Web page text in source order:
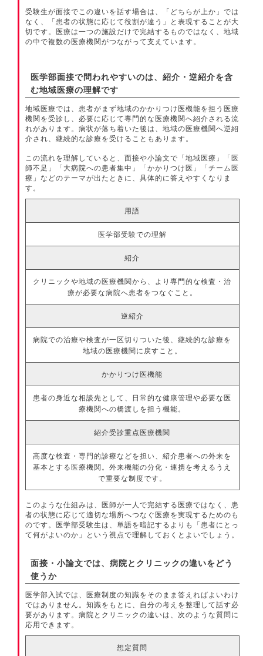
受験生が面接でこの違いを話す場合は、「どちらが上か」では
なく、「患者の状態に応じて役割が違う」と表現することが大
切です。医療は一つの施設だけで完結するものではなく、地域
の中で複数の医療機関がつながって支えています。
医学部面接で問われやすいのは、紹介・逆紹介を含
む地域医療の理解です
地域医療では、患者がまず地域のかかりつけ医機能を担う医療
機関を受診し、必要に応じて専門的な医療機関へ紹介される流
れがあります。病状が落ち着いた後は、地域の医療機関へ逆紹
介され、継続的な診療を受けることもあります。
この流れを理解していると、面接や小論文で「地域医療」「医
師不足」「大病院への患者集中」「かかりつけ医」「チーム医
療」などのテーマが出たときに、具体的に答えやすくなりま
す。
用語
医学部受験での理解
紹介
クリニックや地域の医療機関から、より専門的な検査・治
療が必要な病院へ患者をつなぐこと。
逆紹介
病院での治療や検査が一区切りついた後、継続的な診療を
地域の医療機関に戻すこと。
かかりつけ医機能
患者の身近な相談先として、日常的な健康管理や必要な医
療機関への橋渡しを担う機能。
紹介受診重点医療機関
高度な検査・専門的診療などを担い、紹介患者への外来を
基本とする医療機関。外来機能の分化・連携を考えるうえ
で重要な制度です。
このような仕組みは、医師が一人で完結する医療ではなく、患
者の状態に応じて適切な場所へつなぐ医療を実現するためのも
のです。医学部受験生は、単語を暗記するよりも「患者にとっ
て何がよいのか」という視点で理解しておくとよいでしょう。
面接・小論文では、病院とクリニックの違いをどう
使うか
医学部入試では、医療制度の知識をそのまま答えればよいわけ
ではありません。知識をもとに、自分の考えを整理して話す必
要があります。病院とクリニックの違いは、次のような質問に
応用できます。
想定質問